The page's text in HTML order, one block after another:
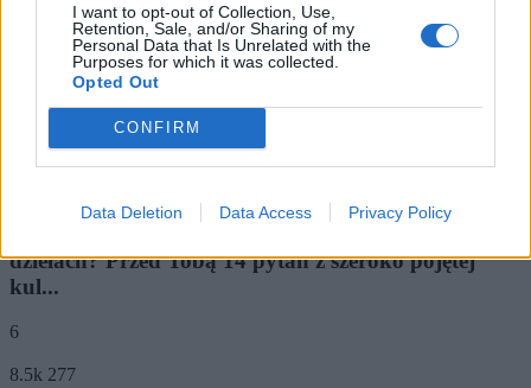
I want to opt-out of Collection, Use,
Retention, Sale, and/or Sharing of my
Personal Data that Is Unrelated with the
Purposes for which it was collected.
Opted Out
CONFIRM
Data Deletion Data Access Privacy Policy
Bunt w sztuce - tylko nieliczni poradzą
dziełach? Przed Tobą 14 pytań z szeroko pojętej
kul...
6
8.5k 277